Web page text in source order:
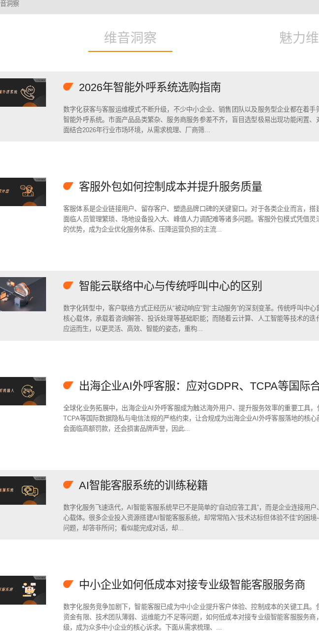
生成式AI引擎 VisionGAl
即开即用，输入文本立得语音
Al情绪识别，让机器人更懂用户
智能身份识别，保障系统安全
深度理解图像，提升AI互动能力
洞察
维音洞察 魅力
2026年智能外呼系统选购指南
数字化获客与客服运维模式不断升级，不少中小企业、销售团队以及服务型企业都在着手
智能外呼系统。市面产品品类繁杂、服务商服务参差不齐，盲目选型极易出现功能闲置、
面结合2026年行业市场环境，从需求梳理、厂商筛...
客服外包如何控制成本并提升服务质量
客服体系是企业链接用户、留存客户、塑造品牌口碑的关键窗口。对于各类企业而言，搭
面临人员管理繁琐、场地设备投入大、峰值人力调配难等诸多问题。客服外包模式凭借灵
的优势，成为企业优化服务体系、压降运营负担的主流...
智能云联络中心与传统呼叫中心的区别
数字化转型中，客户联络方式正经历从“被动响应”到“主动服务”的深刻变革。传统呼叫中
核心载体，承载着咨询解答、投诉处理等基础职能；而随着云计算、人工智能等技术的迭
应运而生，以更灵活、高效、智能的姿态，重构...
全球化业务拓展中，出海企业AI外呼客服成为触达海外用户、提升服务效率的重要工具，
TCPA等国际数据隐私与电信法规的严格约束，让合规成为出海企业AI外呼客服落地的核心
会面临高额罚款，还会损害品牌声誉，因此...
AI智能客服系统的训练秘籍
数字化服务飞速迭代，AI智能客服系统早已不是简单的“自动应答工具”，而是企业连接用
心载体。很多企业投入资源搭建AI智能客服系统，却常常陷入“技术达标但体验不佳”的困
问题，却答非所问；看似能完成对话，却...
中小企业如何低成本对接专业级智能客服服务商
数字化服务竞争加剧下，智能客服已成为中小企业提升客户体验、控制成本的关键工具。
资金有限、技术团队薄弱、运维能力不足等问题，如何低成本对接专业级智能客服服务商
级，成为众多中小企业的核心诉求。下面从需求梳理、...